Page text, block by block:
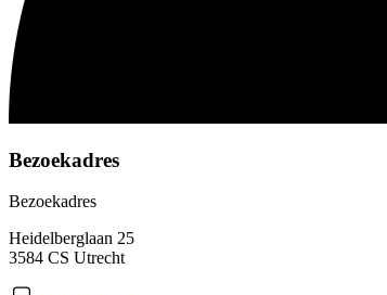
Bezoekadres
Bezoekadres
Heidelberglaan 25
3584 CS Utrecht